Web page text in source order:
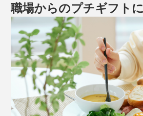
職場からのプチギフトに